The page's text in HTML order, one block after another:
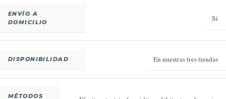
ENVÍO A
DOMICILIO
Sí
DISPONIBILIDAD En nuestras tres tiendas
MÉTODOS